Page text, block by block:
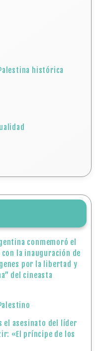
histórica
conmemoró el
la inauguración de
por la libertad y
del cineasta
el asesinato del líder
«El príncipe de los